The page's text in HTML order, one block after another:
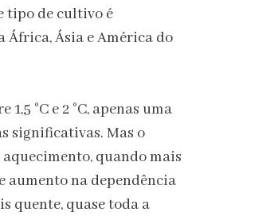
tipo de cultivo é
África, Ásia e América do
°C e 2 °C, apenas uma
significativas. Mas o
quando mais
aumento na dependência
quente, quase toda a